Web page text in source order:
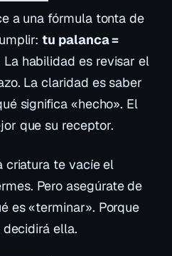
a una fórmula tonta de
tu palanca =
La habilidad es revisar el
La claridad es saber
significa «hecho». El
que su receptor.
criatura te vacíe el
Pero asegúrate de
es «terminar». Porque
ella.